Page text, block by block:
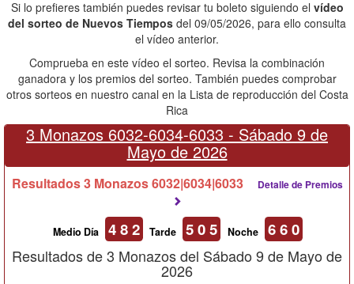
Si lo prefieres también puedes revisar tu boleto siguiendo el vídeo
del sorteo de Nuevos Tiempos del 09/05/2026, para ello consulta
el vídeo anterior.
Comprueba en este vídeo el sorteo. Revisa la combinación
ganadora y los premios del sorteo. También puedes comprobar
otros sorteos en nuestro canal en la Lista de reproducción del Costa
Rica
3 Monazos 6032-6034-6033 - Sábado 9 de
Mayo de 2026
Resultados 3 Monazos 6032|6034|6033 Detalle de Premios
Medio Día 4 8 2 Tarde 5 0 5 Noche 6 6 0
Resultados de 3 Monazos del Sábado 9 de Mayo de
2026